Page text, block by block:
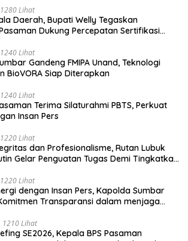
1280 Lihat
Daerah, Bupati Welly Tegaskan
Dukung Percepatan Sertifikasi
1240 Lihat
Gandeng FMIPA Unand, Teknologi
BioVORA Siap Diterapkan
1240 Lihat
Terima Silaturahmi PBTS, Perkuat
Insan Pers
1220 Lihat
dan Profesionalisme, Rutan Lubuk
Gelar Penguatan Tugas Demi Tingkatkan
1220 Lihat
dengan Insan Pers, Kapolda Sumbar
Transparansi dalam menjaga
1210 Lihat
SE2026, Kepala BPS Pasaman